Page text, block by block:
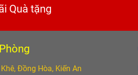
Quà tặng
Đồng Hòa, Kiến An